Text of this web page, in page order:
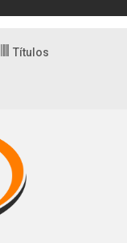
Títulos